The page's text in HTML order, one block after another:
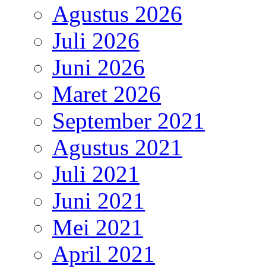
Agustus 2026
Juli 2026
Juni 2026
Maret 2026
September 2021
Agustus 2021
Juli 2021
Juni 2021
Mei 2021
April 2021